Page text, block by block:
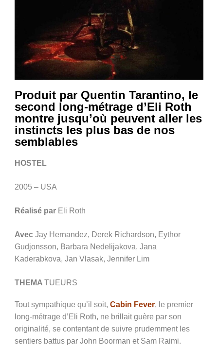
Produit par Quentin Tarantino, le
second long-métrage d’Eli Roth
montre jusqu’où peuvent aller les
instincts les plus bas de nos
semblables
HOSTEL
2005 – USA
Réalisé par Eli Roth
Avec Jay Hernandez, Derek Richardson, Eythor
Gudjonsson, Barbara Nedelijakova, Jana
Kaderabkova, Jan Vlasak, Jennifer Lim
THEMA TUEURS
Tout sympathique qu’il soit, Cabin Fever, le premier
long-métrage d’Eli Roth, ne brillait guère par son
originalité, se contentant de suivre prudemment les
sentiers battus par John Boorman et Sam Raimi.